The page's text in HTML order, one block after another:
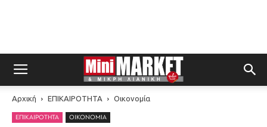
Αρχική ΕΠΙΚΑΙΡΟΤΗΤΑ Οικονομία
ΕΠΙΚΑΙΡΟΤΗΤΑ ΟΙΚΟΝΟΜΊΑ